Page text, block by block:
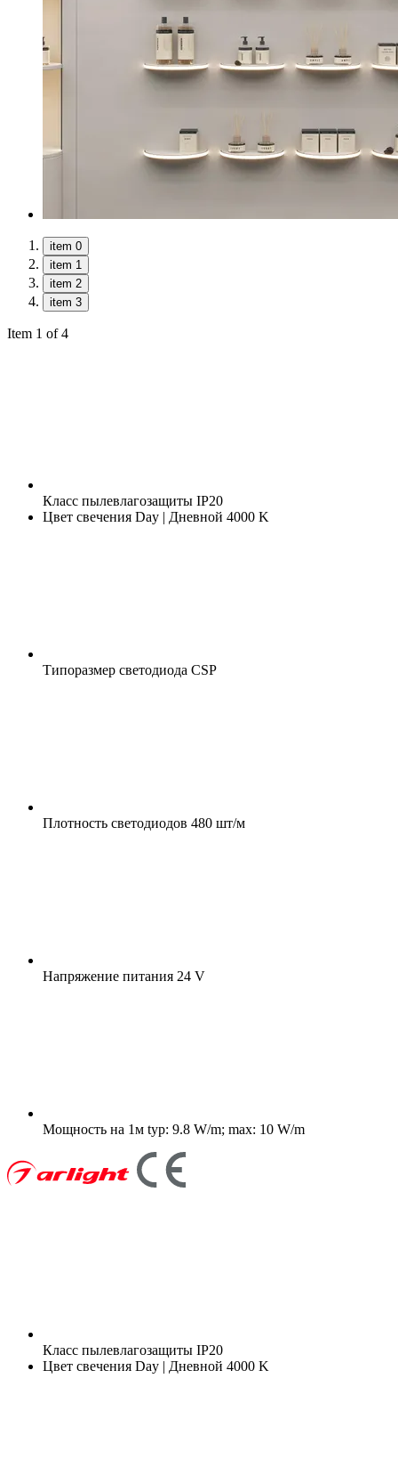
item 0
item 1
item 2
item 3
Item 1 of 4
Класс пылевлагозащиты IP20
Цвет свечения Day | Дневной 4000 K
Типоразмер светодиода CSP
Плотность светодиодов 480 шт/м
Напряжение питания 24 V
Мощность на 1м typ: 9.8 W/m; max: 10 W/m
Класс пылевлагозащиты IP20
Цвет свечения Day | Дневной 4000 K